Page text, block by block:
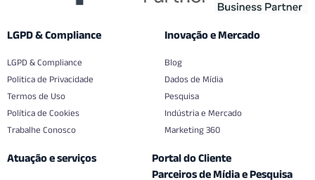
LGPD & Compliance
LGPD & Compliance
Politica de Privacidade
Termos de Uso
Política de Cookies
Trabalhe Conosco
Inovação e Mercado
Blog
Dados de Mídia
Pesquisa
Indústria e Mercado
Marketing 360
Atuação e serviços
Portal do Cliente
Parceiros de Mídia e Pesquisa